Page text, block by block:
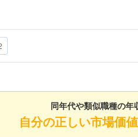
同年代や類似職種の
自分の正しい市場価